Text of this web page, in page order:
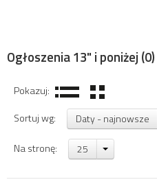
Ogłoszenia 13" i poniżej (0)
Pokazuj:
Sortuj wg:
Daty - najnowsze
Na stronę: 25